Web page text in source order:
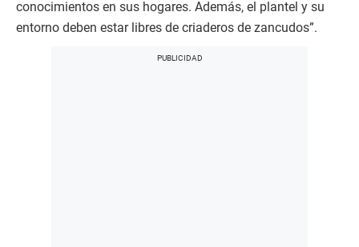
conocimientos en sus hogares. Además, el plantel y su
entorno deben estar libres de criaderos de zancudos”.